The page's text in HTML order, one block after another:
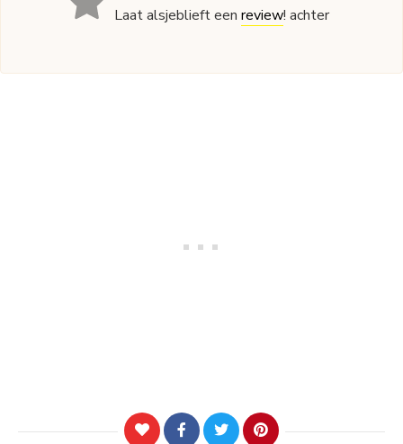
Laat alsjeblieft eenreview! achter